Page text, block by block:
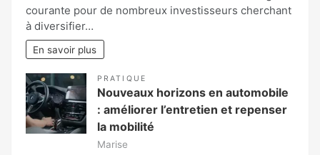
courante pour de nombreux investisseurs cherchant
à diversifier…
En savoir plus
PRATIQUE
Nouveaux horizons en automobile
: améliorer l’entretien et repenser
la mobilité
Marise